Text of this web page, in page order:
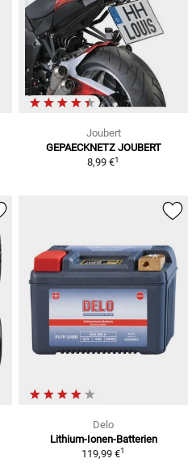
Joubert
GEPAECKNETZ JOUBERT
8,99 €1
Delo
Lithium-Ionen-Batterien
119,99 €1